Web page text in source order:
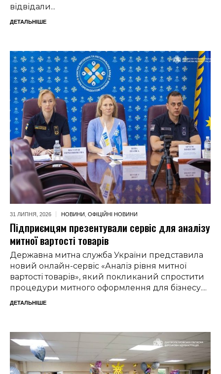
відвідали...
ДЕТАЛЬНІШЕ
31 ЛИПНЯ, 2026 НОВИНИ ОФІЦІЙНІ НОВИНИ
Підприємцям презентували сервіс для аналізу
митної вартості товарів
Державна митна служба України представила
новий онлайн-сервіс «Аналіз рівня митної
вартості товарів», який покликаний спростити
процедури митного оформлення для бізнесу....
ДЕТАЛЬНІШЕ